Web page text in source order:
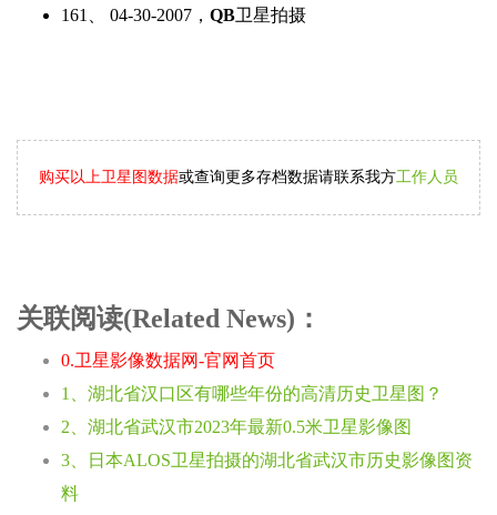
161、 04-30-2007， QB卫星拍摄
购买以上卫星图数据或查询更多存档数据请联系我方工作人员
关联阅读(Related News)：
0.卫星影像数据网-官网首页
1、湖北省汉口区有哪些年份的高清历史卫星图？
2、湖北省武汉市2023年最新0.5米卫星影像图
3、日本ALOS卫星拍摄的湖北省武汉市历史影像图资
料